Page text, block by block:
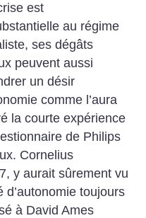
est
au régime
ses dégâts
peuvent aussi
un désir
comme l’aura
la courte expérience
de Philips
Cornelius
y aurait sûrement vu
d’autonomie toujours
à David Ames